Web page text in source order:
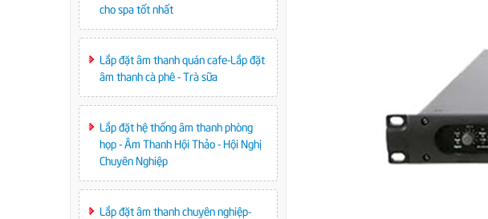
cho spa tốt nhất
Lắp đặt âm thanh quán cafe-Lắp đặt
âm thanh cà phê - Trà sữa
Lắp đặt hệ thống âm thanh phòng
họp - Âm Thanh Hội Thảo - Hội Nghị
Chuyên Nghiệp
Lắp đặt âm thanh chuyên nghiệp-